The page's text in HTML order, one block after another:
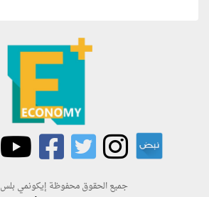
جميع الحقوق محفوظة إيكونمي بلس 2021 ©